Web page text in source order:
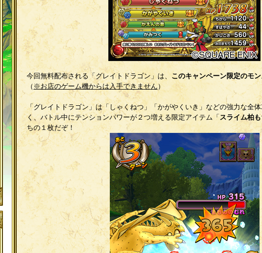
今回無料配布される「グレイトドラゴン」は、 このキャンペーン限定のモ
（ ※お店のゲーム機からは入手できません）
「グレイトドラゴン」は「しゃくねつ」「かがやくいき」などの強力な全
く、バトル中にテンションパワーが２つ増える限定アイテム「スライム柏
ちの１枚だぞ！